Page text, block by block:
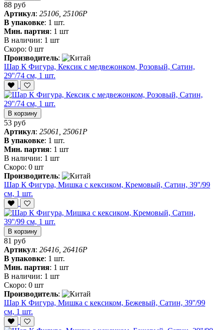
88 руб
Артикул: 25106, 25106P
В упаковке: 1 шт.
Мин. партия: 1 шт
В наличии: 1 шт
Скоро: 0 шт
Производитель:
Шар К Фигура, Кексик с медвежонком, Розовый, Сатин,
29''/74 см, 1 шт.
В корзину
53 руб
Артикул: 25061, 25061P
В упаковке: 1 шт.
Мин. партия: 1 шт
В наличии: 1 шт
Скоро: 0 шт
Производитель:
Шар К Фигура, Мишка с кексиком, Кремовый, Сатин, 39''/99
см, 1 шт.
В корзину
81 руб
Артикул: 26416, 26416P
В упаковке: 1 шт.
Мин. партия: 1 шт
В наличии: 1 шт
Скоро: 0 шт
Производитель:
Шар К Фигура, Мишка с кексиком, Бежевый, Сатин, 39''/99
см, 1 шт.